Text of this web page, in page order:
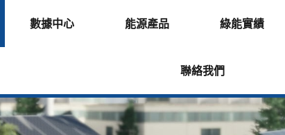
數據中心 能源產品 綠能實績
聯絡我們